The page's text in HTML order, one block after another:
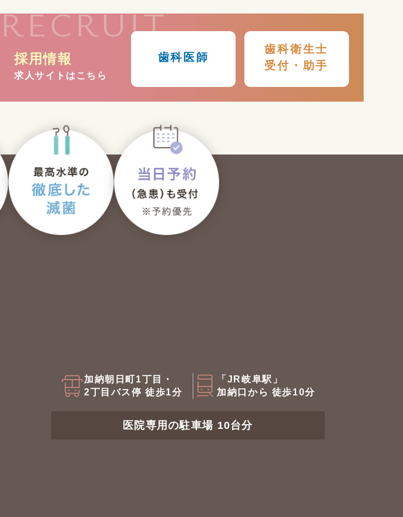
RECRUIT
採用情報
求人サイトはこちら
歯科医師
歯科衛生士
受付・助手
加納朝日町1丁目・
2丁目バス停 徒歩1分
「JR岐阜駅」
加納口から 徒歩10分
医院専用の駐車場 10台分